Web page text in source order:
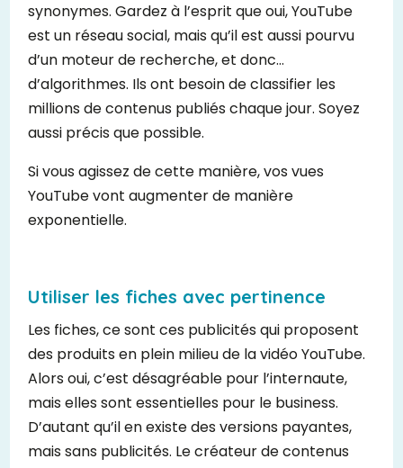
synonymes. Gardez à l’esprit que oui, YouTube
est un réseau social, mais qu’il est aussi pourvu
d’un moteur de recherche, et donc…
d’algorithmes. Ils ont besoin de classifier les
millions de contenus publiés chaque jour. Soyez
aussi précis que possible.
Si vous agissez de cette manière, vos vues
YouTube vont augmenter de manière
exponentielle.
Utiliser les fiches avec pertinence
Les fiches, ce sont ces publicités qui proposent
des produits en plein milieu de la vidéo YouTube.
Alors oui, c’est désagréable pour l’internaute,
mais elles sont essentielles pour le business.
D’autant qu’il en existe des versions payantes,
mais sans publicités. Le créateur de contenus